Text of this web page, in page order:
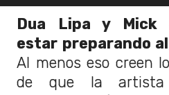
Dua Lipa y Mick
estar preparando
Al menos eso creen
de que la artista